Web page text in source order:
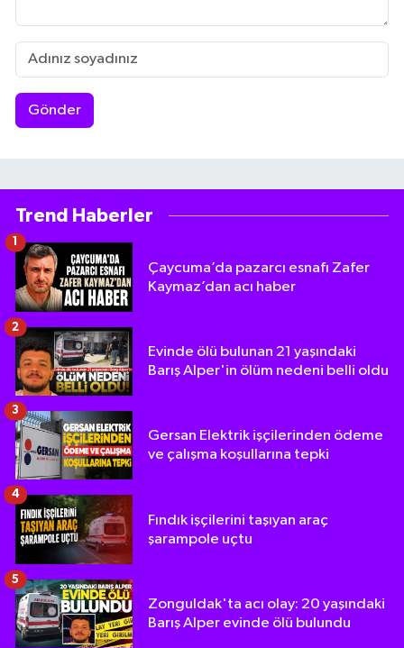
Gönder
Trend Haberler
Çaycuma’da pazarcı esnafı Zafer
Kaymaz’dan acı haber
Evinde ölü bulunan 21 yaşındaki
Barış Alper'in ölüm nedeni belli oldu
2
Gersan Elektrik işçilerinden ödeme
ve çalışma koşullarına tepki
3
Fındık işçilerini taşıyan araç
şarampole uçtu
4
Zonguldak'ta acı olay: 20 yaşındaki
Barış Alper evinde ölü bulundu
5